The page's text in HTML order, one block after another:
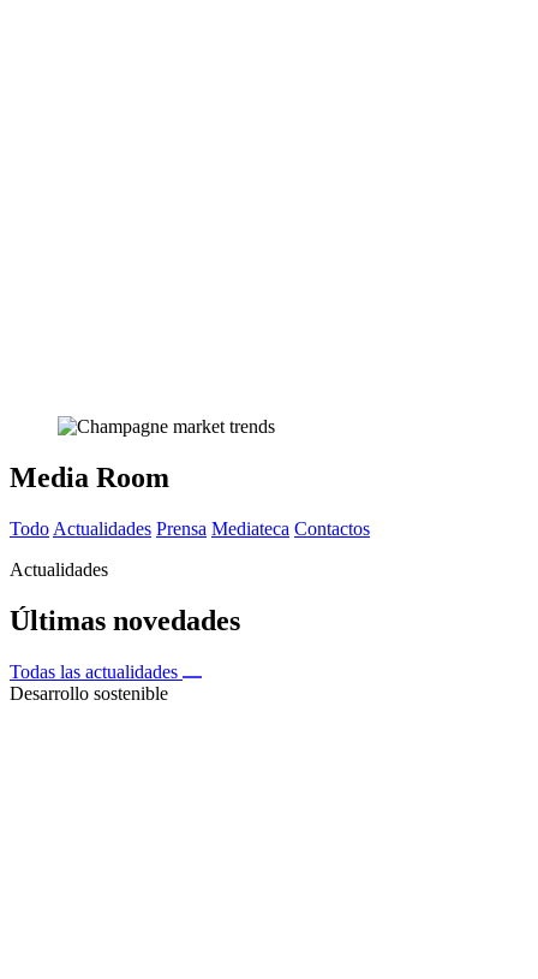
Media Room
Todo Actualidades Prensa Mediateca Contactos
Actualidades
Últimas novedades
Todas las actualidades
Desarrollo sostenible